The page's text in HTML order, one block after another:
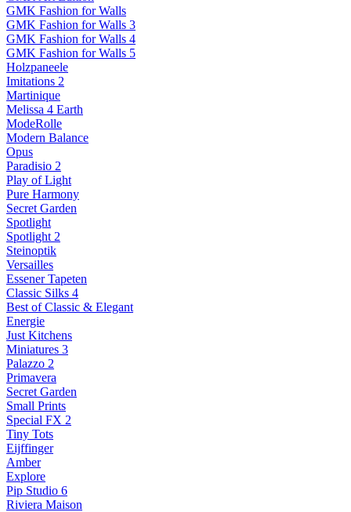
GMK Fashion for Walls
GMK Fashion for Walls 3
GMK Fashion for Walls 4
GMK Fashion for Walls 5
Holzpaneele
Imitations 2
Martinique
Melissa 4 Earth
ModeRolle
Modern Balance
Opus
Paradisio 2
Play of Light
Pure Harmony
Secret Garden
Spotlight
Spotlight 2
Steinoptik
Versailles
Essener Tapeten
Classic Silks 4
Best of Classic & Elegant
Energie
Just Kitchens
Miniatures 3
Palazzo 2
Primavera
Secret Garden
Small Prints
Special FX 2
Tiny Tots
Eijffinger
Amber
Explore
Pip Studio 6
Riviera Maison